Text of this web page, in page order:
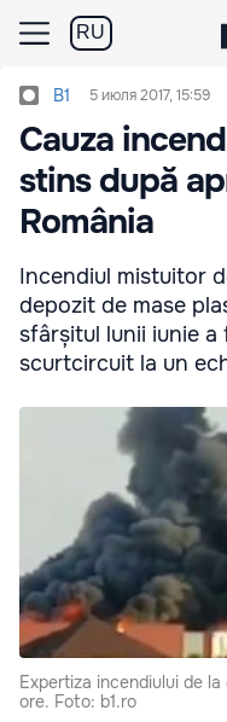
RU
B1 5 июля 2017, 15:59
Cauza
stins după
România
Incendiul mistuitor
depozit de mase
sfârșitul lunii iunie
scurtcircuit la un
Expertiza incendiului de
ore. Foto: b1.ro